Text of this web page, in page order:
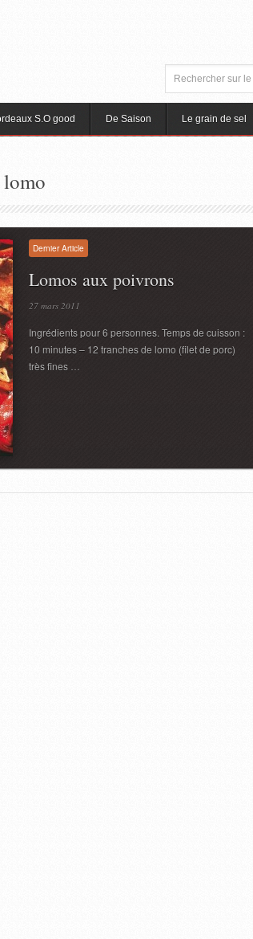
S.O good De Saison Le grain de sel
lomo
Dernier Article
Lomos aux poivrons
27 mars 2011
Ingrédients pour 6 personnes. Temps de cuisson :
10 minutes – 12 tranches de lomo (filet de porc)
très fines …